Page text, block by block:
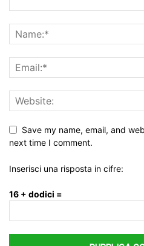
Save my name, email, and
next time I comment.
Inserisci una risposta in cifre:
16 + dodici =